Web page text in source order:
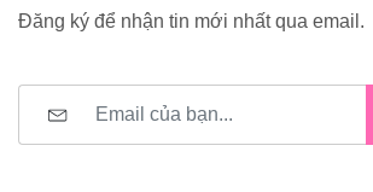
Đăng ký để nhận tin mới nhất qua email.